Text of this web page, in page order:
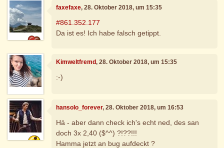
faxefaxe, 28. Oktober 2018, um 15:35
#861.352.177
Da ist es! Ich habe falsch getippt.
Kimweltfremd, 28. Oktober 2018, um 15:35
:-)
hansolo_forever, 28. Oktober 2018, um 16:53
Hä - aber dann check ich's echt ned, des san
doch 3x 2,40 ($^^) ?!??!!!
Hamma jetzt an bug aufdeckt ?